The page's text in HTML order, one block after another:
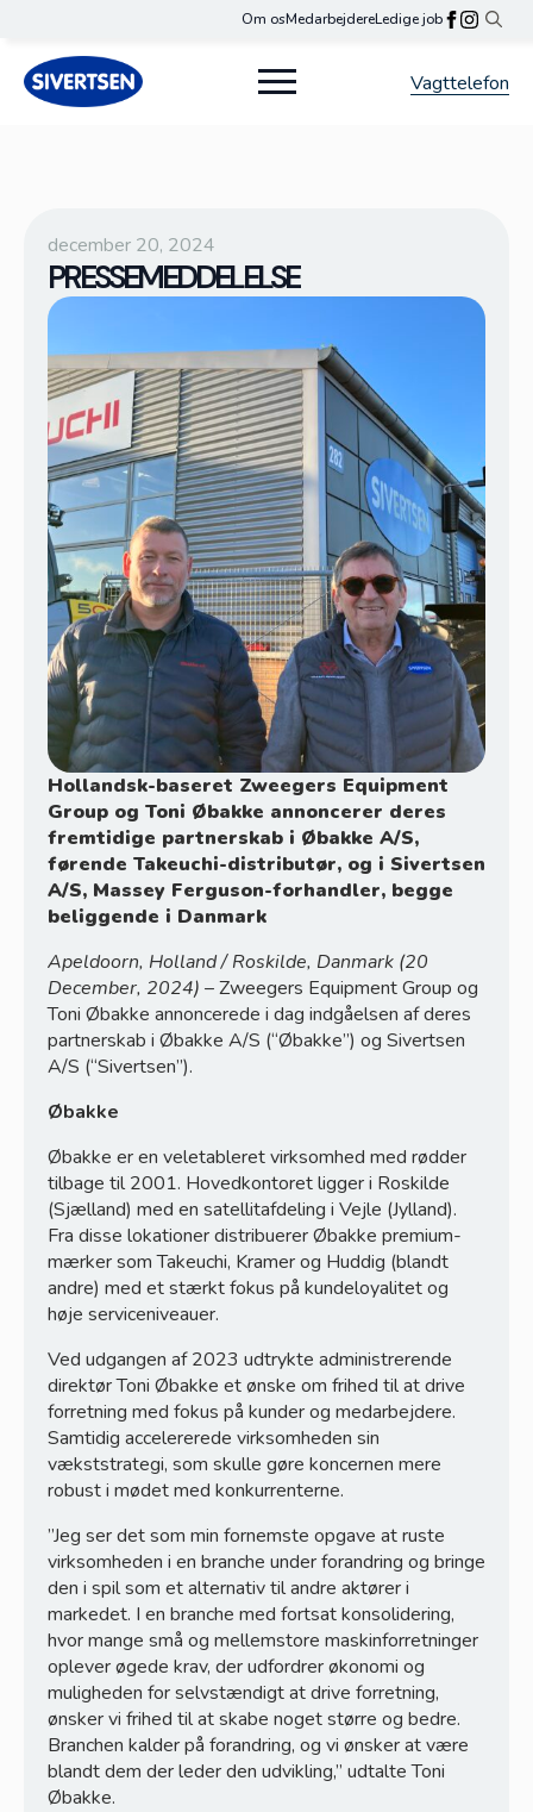
Om osMedarbejdereLedige job
for:
Sivertsen shop
Kramp
Granit Parts
Vagttelefon
december 20, 2024
PRESSEMEDDELELSE
Hollandsk-baseret Zweegers Equipment
Group og Toni Øbakke annoncerer deres
fremtidige partnerskab i Øbakke A/S,
førende Takeuchi-distributør, og i Sivertsen
A/S, Massey Ferguson-forhandler, begge
beliggende i Danmark
Apeldoorn, Holland / Roskilde, Danmark (20
December, 2024) – Zweegers Equipment Group og
Toni Øbakke annoncerede i dag indgåelsen af deres
partnerskab i Øbakke A/S (“Øbakke”) og Sivertsen
A/S (“Sivertsen”).
Øbakke
Øbakke er en veletableret virksomhed med rødder
tilbage til 2001. Hovedkontoret ligger i Roskilde
(Sjælland) med en satellitafdeling i Vejle (Jylland).
Fra disse lokationer distribuerer Øbakke premium-
mærker som Takeuchi, Kramer og Huddig (blandt
andre) med et stærkt fokus på kundeloyalitet og
høje serviceniveauer.
Ved udgangen af 2023 udtrykte administrerende
direktør Toni Øbakke et ønske om frihed til at drive
forretning med fokus på kunder og medarbejdere.
Samtidig accelererede virksomheden sin
vækststrategi, som skulle gøre koncernen mere
robust i mødet med konkurrenterne.
”Jeg ser det som min fornemste opgave at ruste
virksomheden i en branche under forandring og bringe
den i spil som et alternativ til andre aktører i
markedet. I en branche med fortsat konsolidering,
hvor mange små og mellemstore maskinforretninger
oplever øgede krav, der udfordrer økonomi og
muligheden for selvstændigt at drive forretning,
ønsker vi frihed til at skabe noget større og bedre.
Branchen kalder på forandring, og vi ønsker at være
blandt dem der leder den udvikling,’’ udtalte Toni
Øbakke.